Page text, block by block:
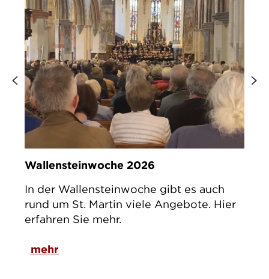
Wallensteinwoche 2026
In der Wallensteinwoche gibt es auch
rund um St. Martin viele Angebote. Hier
erfahren Sie mehr.
mehr